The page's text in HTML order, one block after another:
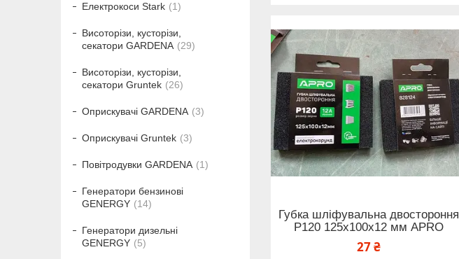
Губка шліфувальна двостороння
Р120 125х100х12 мм APRO
27 ₴
Електрокоси Stark 1
Висоторізи, кусторізи,
секатори GARDENA
29
Висоторізи, кусторізи,
секатори Gruntek
26
Оприскувачі GARDENA 3
Оприскувачі Gruntek 3
Повітродувки GARDENA 1
Генератори бензинові
GENERGY
14
Генератори дизельні
GENERGY
5